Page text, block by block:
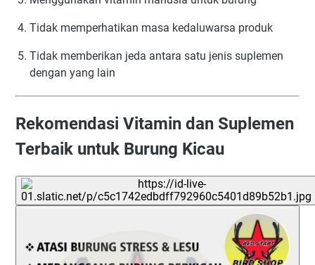
Tidak memperhatikan masa kedaluwarsa produk
Tidak memberikan jeda antara satu jenis suplemen
dengan yang lain
Rekomendasi Vitamin dan Suplemen
Terbaik untuk Burung Kicau